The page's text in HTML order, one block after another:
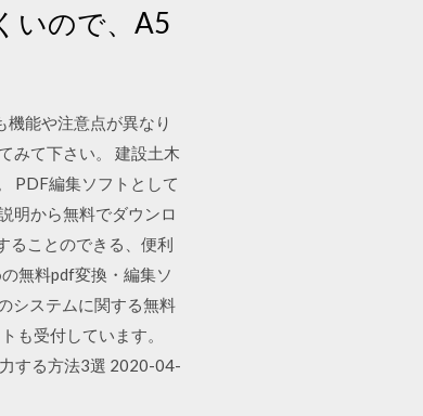
いので、A5
能や注意点が異なり
みて下さい。 建設土木
PDF編集ソフトとして
明から無料でダウンロ
ることのできる、便利
無料pdf変換・編集ソ
システムに関する無料
も受付しています。
する方法3選 2020-04-